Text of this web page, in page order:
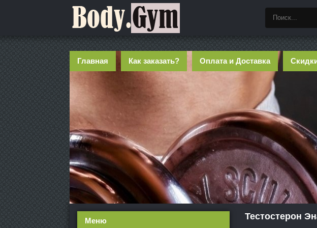
Главная Как заказать? Оплата и Доставка
Тестостерон
Меню